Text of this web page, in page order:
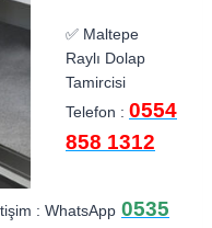
✅ Maltepe
Raylı Dolap
Tamircisi
Telefon : 0554
858 1312
: WhatsApp 0535